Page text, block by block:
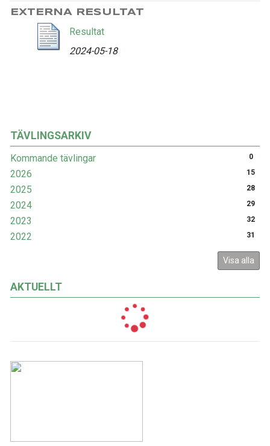
TÄVLINGSARKIV
Kommande tävlingar 0
2026 15
2025 28
2024 29
2023 32
2022 31
Visa alla
AKTUELLT
EXTERNA RESULTAT
Resultat
2024-05-18